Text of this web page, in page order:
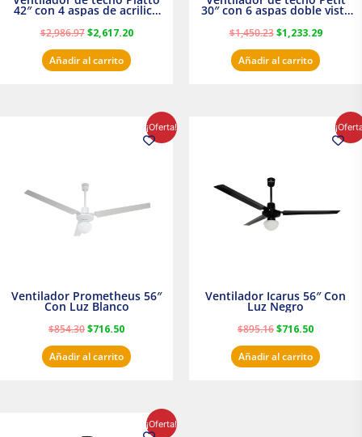
42″ con 4 aspas de acrilico
transparente
$2,986.97 $2,617.20
Añadir al carrito
30″ con 6 aspas doble vista
Satinado Masterfan
$1,450.23 $1,233.29
Añadir al carrito
¡Oferta!
Ventilador Prometheus 56″
Con Luz Blanco
$854.30$716.50
precio
actual
Añadir al carrito
Ventilador Icarus 56″ Con
Luz Negro
$895.16$716.50
precio
actual
Añadir al carrito
¡Oferta!
precio